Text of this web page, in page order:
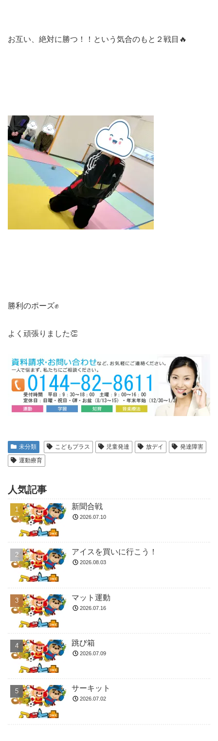
お互い、絶対に勝つ！！という気合のもと２戦目🔥
勝利のポーズ✊
よく頑張りました👏
未分類 こどもプラス 児童発達 放デイ
発達障害
運動療育
人気記事
新聞合戦
2026.07.10
アイスを買いに行こう！
2026.08.03
マット運動
2026.07.16
跳び箱
2026.07.09
サーキット
2026.07.02